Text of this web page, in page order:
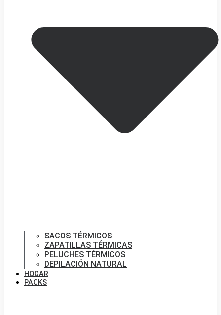
SACOS TÉRMICOS
ZAPATILLAS TÉRMICAS
PELUCHES TÉRMICOS
DEPILACIÓN NATURAL
HOGAR
PACKS